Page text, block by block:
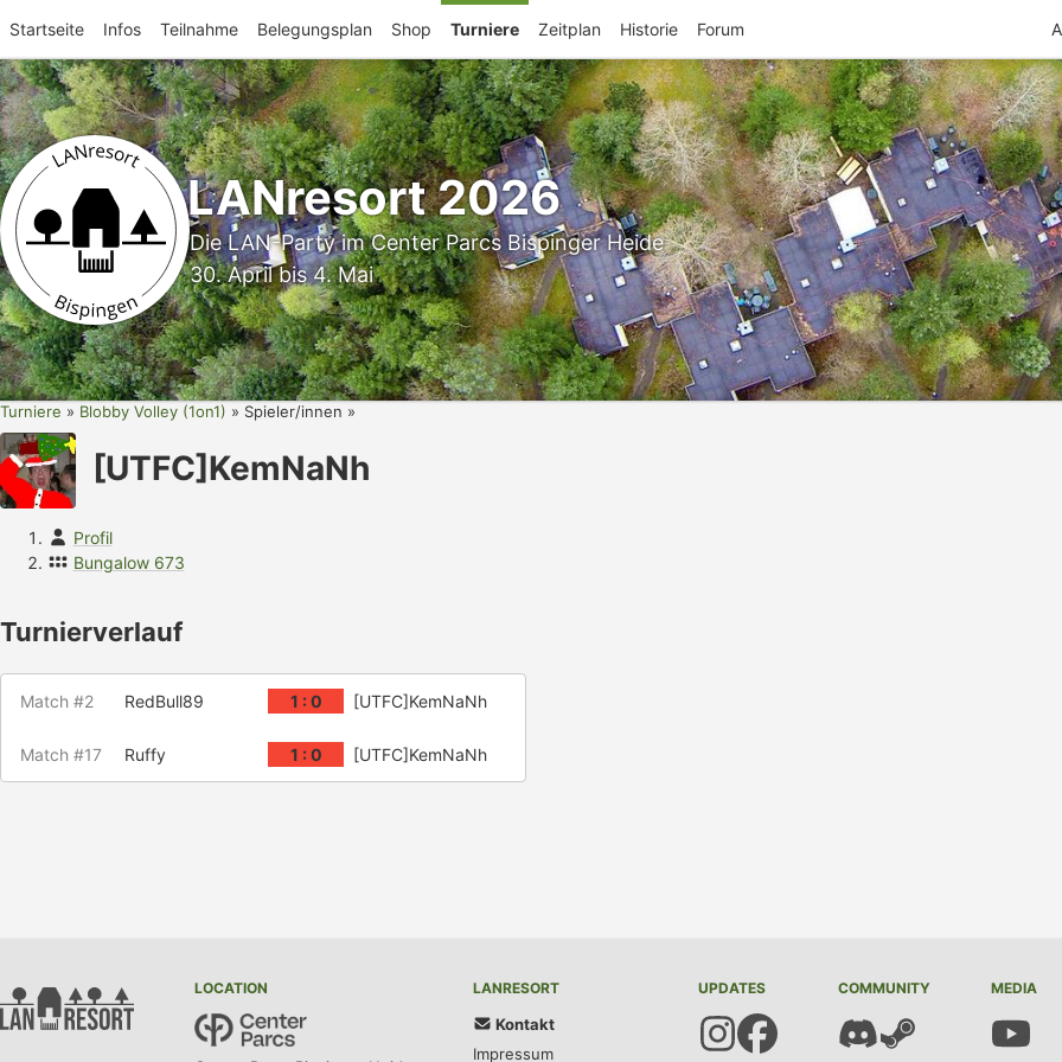
Startseite Infos Teilnahme Belegungsplan Shop Turniere Zeitplan Historie Forum
LANresort 2026
Die LAN-Party im Center Parcs Bispinger Heide
30. April bis 4. Mai
Turniere Blobby Volley (1on1) Spieler/innen
[UTFC]KemNaNh
Profil
Bungalow 673
Turnierverlauf
Match #2 RedBull89 1 : 0 [UTFC]KemNaNh
Match #17 Ruffy 1 : 0 [UTFC]KemNaNh
LOCATION LANRESORT
Kontakt
Impressum
UPDATES COMMUNITY MEDIA